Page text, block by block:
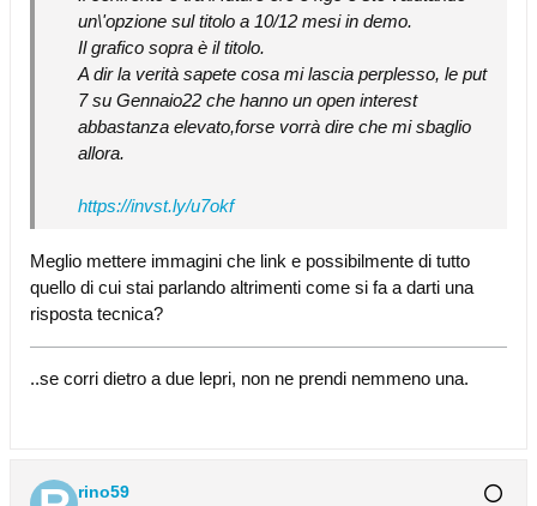
un\'opzione sul titolo a 10/12 mesi in demo.
Il grafico sopra è il titolo.
A dir la verità sapete cosa mi lascia perplesso, le put
7 su Gennaio22 che hanno un open interest
abbastanza elevato,forse vorrà dire che mi sbaglio
allora.
https://invst.ly/u7okf
Meglio mettere immagini che link e possibilmente di tutto
quello di cui stai parlando altrimenti come si fa a darti una
risposta tecnica?
..se corri dietro a due lepri, non ne prendi nemmeno una.
rino59